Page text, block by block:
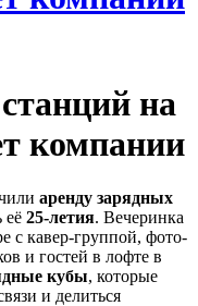
на
компании
аренду зарядных
её 25-летия. Вечеринка
с кавер-группой, фото-
и гостей в лофте в
кубы, которые
и делиться